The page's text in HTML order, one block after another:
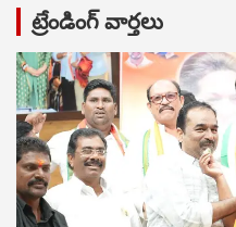
ట్రేండింగ్ వార్తలు